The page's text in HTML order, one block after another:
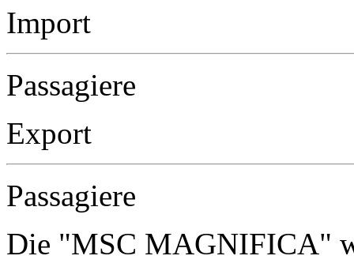
Import
Passagiere
Export
Passagiere
Die "MSC MAGNIFICA"